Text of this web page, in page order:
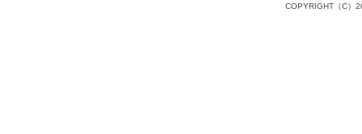
COPYRIGHT（C）